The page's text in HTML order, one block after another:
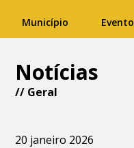
Município
Notícias
// Geral
20 janeiro 2026